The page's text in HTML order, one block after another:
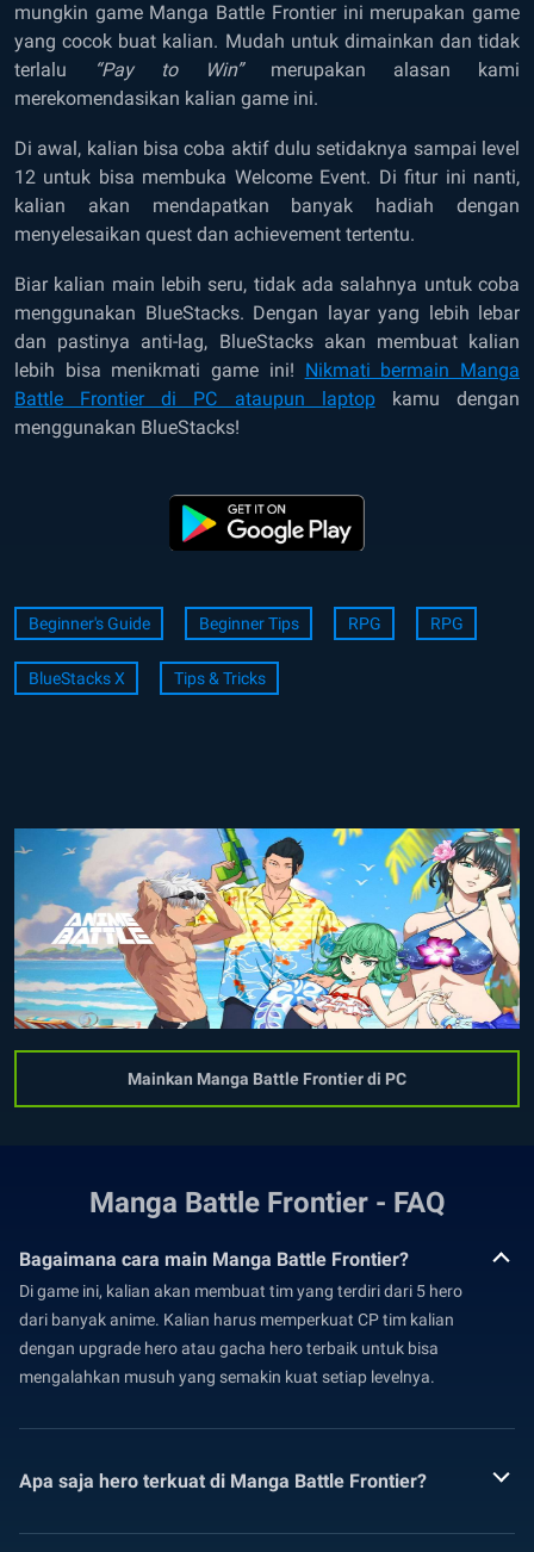
mungkin game Manga Battle Frontier ini merupakan game
yang cocok buat kalian. Mudah untuk dimainkan dan tidak
terlalu
“Pay to Win” merupakan alasan kami
merekomendasikan kalian game ini.
Di awal, kalian bisa coba aktif dulu setidaknya sampai level
12 untuk bisa membuka Welcome Event. Di fitur ini nanti,
kalian akan mendapatkan banyak hadiah dengan
menyelesaikan quest dan achievement tertentu.
Biar kalian main lebih seru, tidak ada salahnya untuk coba
menggunakan BlueStacks. Dengan layar yang lebih lebar
dan pastinya anti-lag, BlueStacks akan membuat kalian
lebih bisa menikmati game ini! Nikmati bermain Manga
Battle Frontier di PC ataupun laptopkamu dengan
menggunakan BlueStacks!
Beginner's Guide Beginner Tips RPG RPG
BlueStacks X Tips & Tricks
Mainkan Manga Battle Frontier di PC
Manga Battle Frontier - FAQ
Bagaimana cara main Manga Battle Frontier?
Di game ini, kalian akan membuat tim yang terdiri dari 5 hero
dari banyak anime. Kalian harus memperkuat CP tim kalian
dengan upgrade hero atau gacha hero terbaik untuk bisa
mengalahkan musuh yang semakin kuat setiap levelnya.
Apa saja hero terkuat di Manga Battle Frontier?